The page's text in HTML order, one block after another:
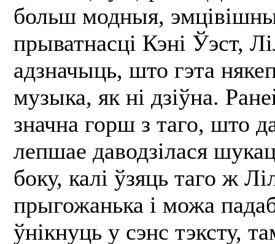
больш модныя,
прыватнасці Кэні Ўэст,
адзначыць, што гэта
музыка, як ні дзіўна.
значна горш з таго, што
лепшае даводзілася
боку, калі ўзяць таго ж
прыгожанька і можа
ўнікнуць у сэнс тэксту,